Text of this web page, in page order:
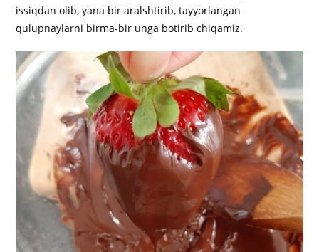
issiqdan olib, yana bir aralshtirib, tayyorlangan
qulupnaylarni birma-bir unga botirib chiqamiz.